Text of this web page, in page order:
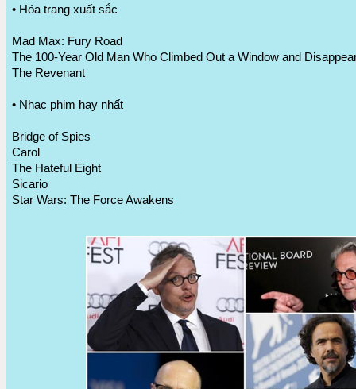
• Hóa trang xuất sắc
Mad Max: Fury Road
The 100-Year Old Man Who Climbed Out a Window and
The Revenant
• Nhạc phim hay nhất
Bridge of Spies
Carol
The Hateful Eight
Sicario
Star Wars: The Force Awakens